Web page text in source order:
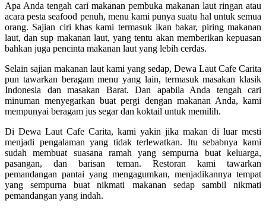
Apa Anda tengah cari makanan pembuka makanan laut ringan atau
acara pesta seafood penuh, menu kami punya suatu hal untuk semua
orang. Sajian ciri khas kami termasuk ikan bakar, piring makanan
laut, dan sup makanan laut, yang tentu akan memberikan kepuasan
bahkan juga pencinta makanan laut yang lebih cerdas.
Selain sajian makanan laut kami yang sedap, Dewa Laut Cafe Carita
pun tawarkan beragam menu yang lain, termasuk masakan klasik
Indonesia dan masakan Barat. Dan apabila Anda tengah cari
minuman menyegarkan buat pergi dengan makanan Anda, kami
mempunyai beragam jus segar dan koktail untuk memilih.
Di Dewa Laut Cafe Carita, kami yakin jika makan di luar mesti
menjadi pengalaman yang tidak terlewatkan. Itu sebabnya kami
sudah membuat suasana ramah yang sempurna buat keluarga,
pasangan, dan barisan teman. Restoran kami tawarkan
pemandangan pantai yang mengagumkan, menjadikannya tempat
yang sempurna buat nikmati makanan sedap sambil nikmati
pemandangan yang indah.